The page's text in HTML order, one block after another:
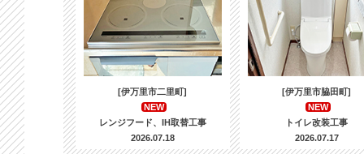
[伊万里市二里町]
NEW
レンジフード、IH取替工事
2026.07.18
[伊万里市脇田町]
NEW
トイレ改装工事
2026.07.17